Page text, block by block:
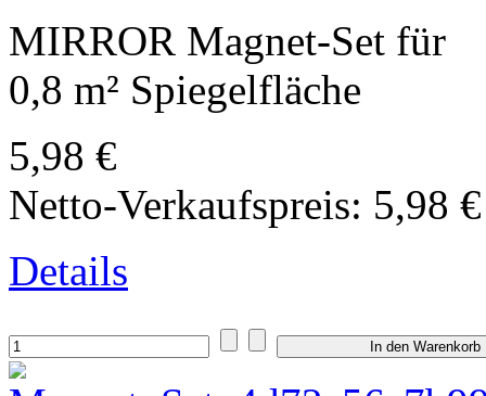
MIRROR Magnet-Set für
0,8 m² Spiegelfläche
5,98 €
Netto-Verkaufspreis: 5,98 €
Details